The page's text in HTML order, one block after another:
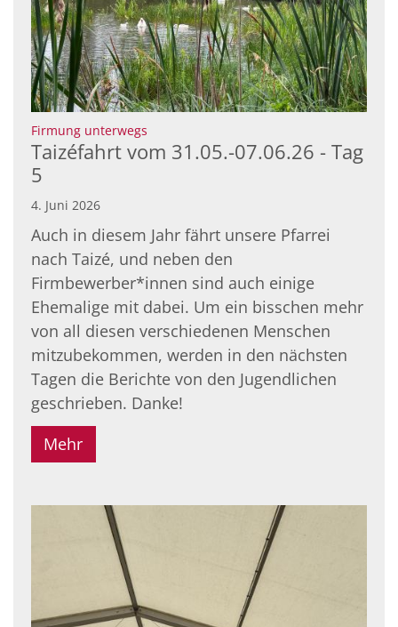
Firmung unterwegs
Taizéfahrt vom 31.05.-07.06.26 - Tag
5
4. Juni 2026
Auch in diesem Jahr fährt unsere Pfarrei
nach Taizé, und neben den
Firmbewerber*innen sind auch einige
Ehemalige mit dabei. Um ein bisschen mehr
von all diesen verschiedenen Menschen
mitzubekommen, werden in den nächsten
Tagen die Berichte von den Jugendlichen
geschrieben. Danke!
Mehr